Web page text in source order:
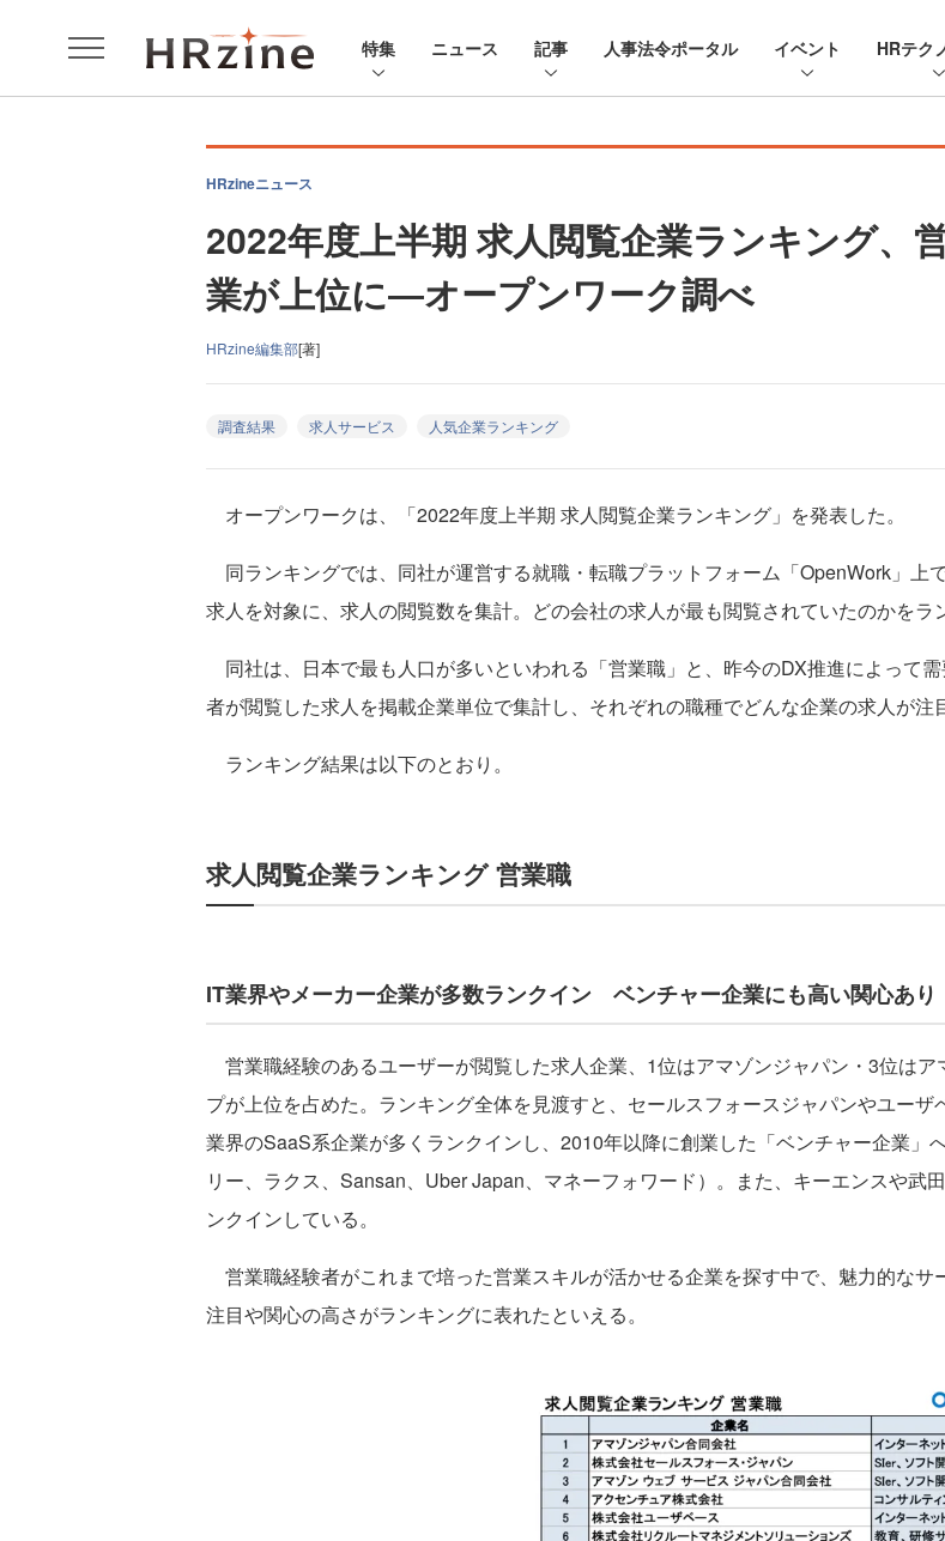
特集 ニュース 記事 人事法令ポータル イベント HRテク
HRzineニュース
2022年度上半期 求人閲覧企業ランキング、
業が上位に―オープンワーク調べ
HRzine編集部[著]
調査結果 求人サービス 人気企業ランキング
オープンワークは、「2022年度上半期 求人閲覧企業ランキング」を発表した。
同ランキングでは、同社が運営する就職・転職プラットフォーム「OpenWork」上
求人を対象に、求人の閲覧数を集計。どの会社の求人が最も閲覧されていたのかをラ
同社は、日本で最も人口が多いといわれる「営業職」と、昨今のDX推進によって
者が閲覧した求人を掲載企業単位で集計し、それぞれの職種でどんな企業の求人が注
ランキング結果は以下のとおり。
求人閲覧企業ランキング 営業職
IT業界やメーカー企業が多数ランクイン ベンチャー企業にも高い関心あり
営業職経験のあるユーザーが閲覧した求人企業、1位はアマゾンジャパン・3位は
プが上位を占めた。ランキング全体を見渡すと、セールスフォースジャパンやユー
業界のSaaS系企業が多くランクインし、2010年以降に創業した「ベンチャー企業」
リー、ラクス、Sansan、Uber Japan、マネーフォワード）。また、キーエンスや武
ンクインしている。
営業職経験者がこれまで培った営業スキルが活かせる企業を探す中で、魅力的な
注目や関心の高さがランキングに表れたといえる。